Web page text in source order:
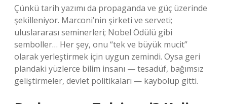
Çünkü tarih yazımı da propaganda ve güç üzerinde
şekilleniyor. Marconi’nin şirketi ve serveti;
uluslararası seminerleri; Nobel Ödülü gibi
semboller… Her şey, onu “tek ve büyük mucit”
olarak yerleştirmek için uygun zemindi. Oysa geri
plandaki yüzlerce bilim insanı — tesadüf, bağımsız
geliştirmeler, devlet politikaları — kaybolup gitti.